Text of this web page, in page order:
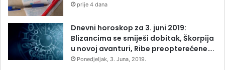
prije 4 dana
Dnevni horoskop za 3. juni 2019:
Blizancima se smiješi dobitak, Škorpija
u novoj avanturi, Ribe preopterećene….
Ponedjeljak, 3. Juna, 2019.